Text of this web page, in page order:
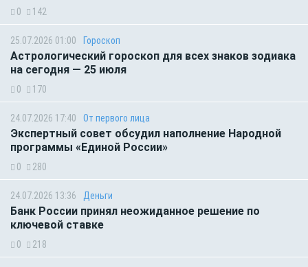
0 142
25.07.2026 01:00 Гороскоп
Астрологический гороскоп для всех знаков зодиака
на сегодня — 25 июля
0 170
24.07.2026 17:40 От первого лица
Экспертный совет обсудил наполнение Народной
программы «Единой России»
0 280
24.07.2026 13:36 Деньги
Банк России принял неожиданное решение по
ключевой ставке
0 218